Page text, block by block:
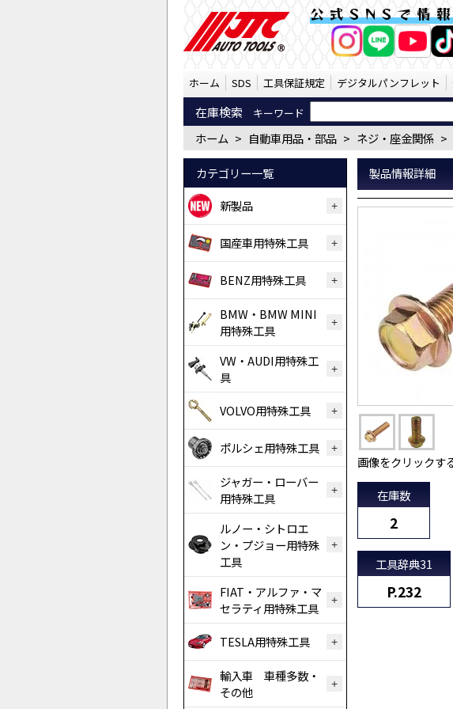
※ネジ(20ケ入り)（10X35
公式SNSで情
ホーム
SDS 工具保証規定 デジタルパンフレット
在庫検索 キーワード
ホーム > 自動車用品・部品 > ネジ・座金関係 >
カテゴリー一覧
新製品
国産車用特殊工具
BENZ用特殊工具
BMW・BMW MINI
用特殊工具
VW・AUDI用特殊工
具
VOLVO用特殊工具
ポルシェ用特殊工具
ジャガー・ローバー
用特殊工具
ルノー・シトロエ
ン・プジョー用特殊
工具
FIAT・アルファ・マ
セラティ用特殊工具
TESLA用特殊工具
輸入車 車種多数・
その他
製品情報詳細
画像をクリックす
在庫数
2
工具辞典31
P.232